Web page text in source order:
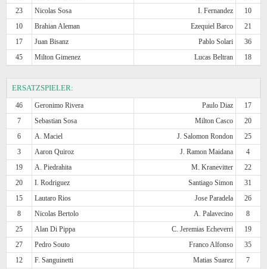
23
Nicolas Sosa I. Fernandez
10
10
Brahian Aleman Ezequiel Barco
21
17
Juan Bisanz Pablo Solari
36
45
Milton Gimenez Lucas Beltran 18
ERSATZSPIELER:
46 Geronimo Rivera Paulo Diaz
17
7
Sebastian Sosa Milton Casco
20
6
A. Maciel J. Salomon Rondon
25
3
Aaron Quiroz J. Ramon Maidana
4
19
A. Piedrahita M. Kranevitter
22
20
I. Rodriguez Santiago Simon
31
15
Lautaro Rios Jose Paradela
26
8
Nicolas Bertolo A. Palavecino
8
25
Alan Di Pippa C. Jeremias Echeverri
19
27
Pedro Souto Franco Alfonso
35
12
F. Sanguinetti Matias Suarez
7